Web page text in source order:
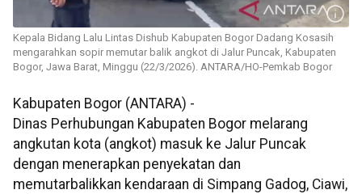
Kepala Bidang Lalu Lintas Dishub Kabupaten Bogor Dadang Kosasih
mengarahkan sopir memutar balik angkot di Jalur Puncak, Kabupaten
Bogor, Jawa Barat, Minggu (22/3/2026). ANTARA/HO-Pemkab Bogor
Kabupaten Bogor (ANTARA) -
Dinas Perhubungan Kabupaten Bogor melarang
angkutan kota (angkot) masuk ke Jalur Puncak
dengan menerapkan penyekatan dan
memutarbalikkan kendaraan di Simpang Gadog, Ciawi,